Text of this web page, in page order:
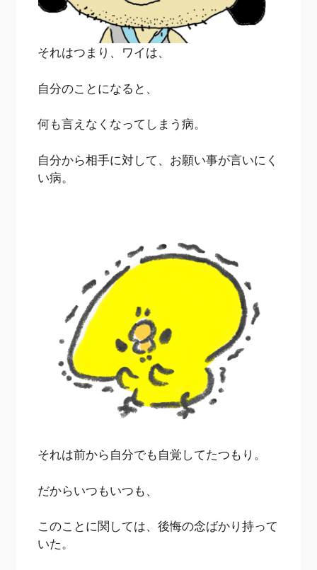
それはつまり、ワイは、
自分のことになると、
何も言えなくなってしまう病。
自分から相手に対して、お願い事が言いにく
い病。
それは前から自分でも自覚してたつもり。
だからいつもいつも、
このことに関しては、後悔の念ばかり持って
いた。